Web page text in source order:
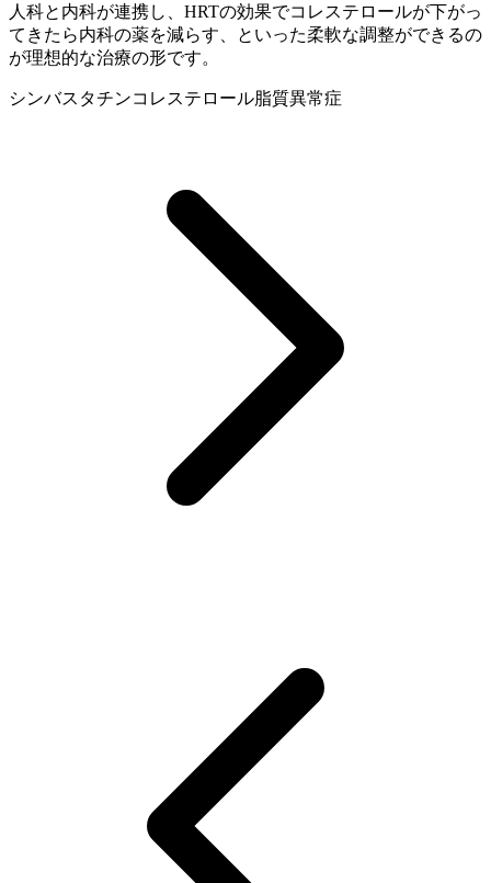
人科と内科が連携し、HRTの効果でコレステロールが下がっ
てきたら内科の薬を減らす、といった柔軟な調整ができるの
が理想的な治療の形です。
シンバスタチンコレステロール脂質異常症